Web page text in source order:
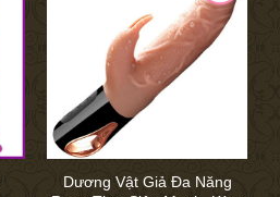
Dương Vật Giả Đa Năng